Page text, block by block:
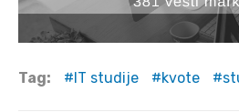
Tag: IT studije kvote